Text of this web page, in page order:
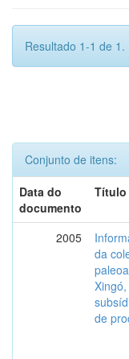
Resultado 1-1 de 1.
Conjunto de itens:
Data do
documento
Título
2005
da
de